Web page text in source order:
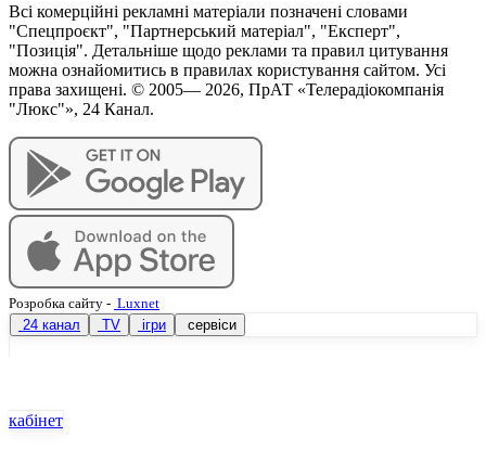
Всі комерційні рекламні матеріали позначені словами
"Спецпроєкт", "Партнерський матеріал", "Експерт",
"Позиція". Детальніше щодо реклами та правил цитування
можна ознайомитись в правилах користування сайтом. Усі
права захищені. © 2005— 2026, ПрАТ «Телерадіокомпанія
"Люкс"», 24 Канал.
Розробка сайту - Luxnet
24 канал
TV ігри сервіси
кабінет